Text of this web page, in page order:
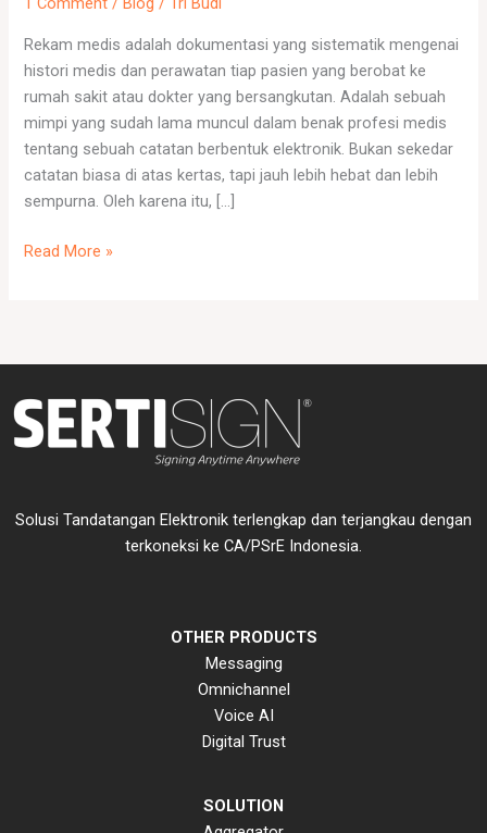
Rekam medis adalah dokumentasi yang sistematik mengenai
histori medis dan perawatan tiap pasien yang berobat ke
rumah sakit atau dokter yang bersangkutan. Adalah sebuah
mimpi yang sudah lama muncul dalam benak profesi medis
tentang sebuah catatan berbentuk elektronik. Bukan sekedar
catatan biasa di atas kertas, tapi jauh lebih hebat dan lebih
sempurna. Oleh karena itu, […]
Rekam
Medis
Rumah
Sakit
Read More »
Solusi Tandatangan Elektronik terlengkap dan terjangkau dengan
terkoneksi ke CA/PSrE Indonesia.
OTHER PRODUCTS
Messaging
Omnichannel
Voice AI
Digital Trust
SOLUTION